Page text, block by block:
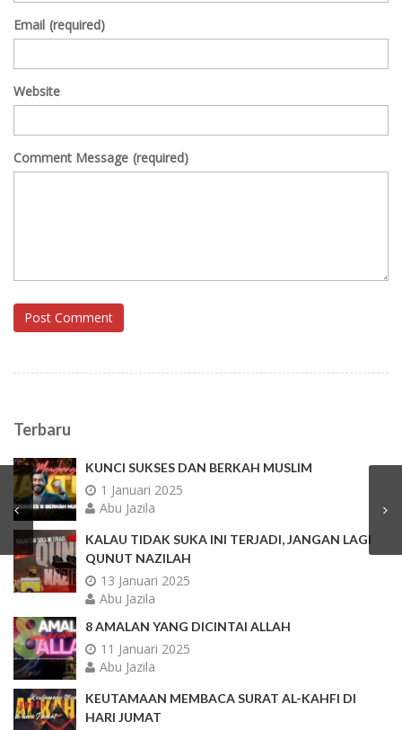
Email (required)
Website
Comment Message (required)
Post Comment
Terbaru
KUNCI SUKSES DAN BERKAH MUSLIM
1 Januari 2025
Abu Jazila
KALAU TIDAK SUKA INI TERJADI, JANGAN LAGI
QUNUT NAZILAH
13 Januari 2025
Abu Jazila
8 AMALAN YANG DICINTAI ALLAH
11 Januari 2025
Abu Jazila
KEUTAMAAN MEMBACA SURAT AL-KAHFI DI
HARI JUMAT